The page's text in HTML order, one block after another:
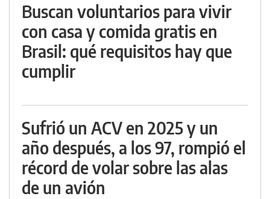
Buscan voluntarios para vivir
con casa y comida gratis en
Brasil: qué requisitos hay que
cumplir
Sufrió un ACV en 2025 y un
año después, a los 97, rompió el
récord de volar sobre las alas
de un avión